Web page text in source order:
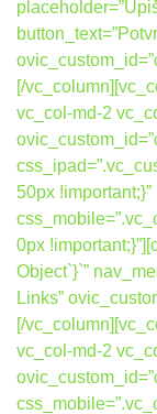
[/
vc_col-md-2
50px !important;}”
0px
Object`}`”
Links”
[/
vc_col-md-2